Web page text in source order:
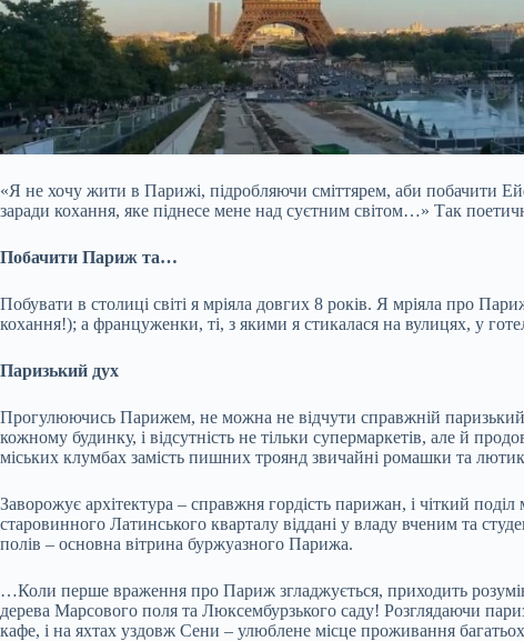
«Я не хочу жити в Парижі, підробляючи сміттярем, аби побачити
заради кохання, яке піднесе мене над суєтним світом…» Так
Побачити Париж та…
Побувати в столиці світі я мріяла довгих 8 років. Я мріяла про
кохання!); а француженки, ті, з якими я стикалася на вулицях, у
Паризький дух
Прогулюючись Парижем, не можна не відчути справжній
кожному будинку, і відсутність не тільки супермаркетів, але й
міських клумбах замість пишних троянд звичайні ромашки та
Заворожує архітектура – справжня гордість парижан, і чіткий
старовинного Латинського кварталу віддані у владу вченим та
полів – основна вітрина буржуазного Парижа.
…Коли перше враження про Париж згладжується, приходить
дерева Марсового поля та Люксембурзького саду! Розглядаючи
кафе, і на яхтах уздовж Сени – улюблене місце проживання